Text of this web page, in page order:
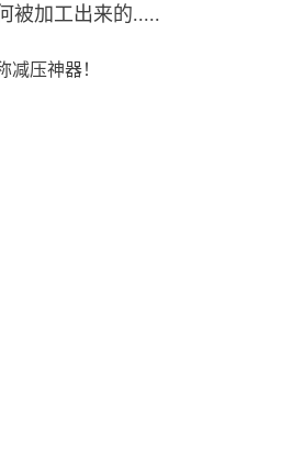
被加工出来的.....
减压神器！